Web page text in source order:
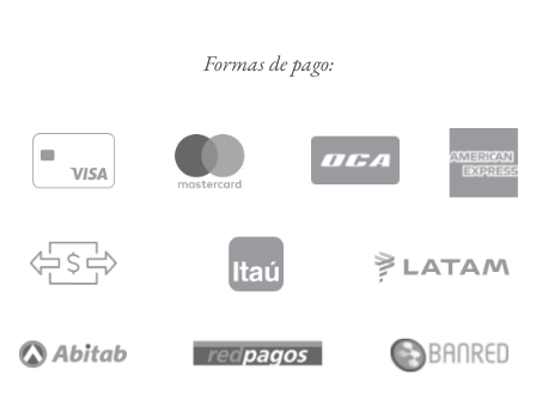
Formas de pago: